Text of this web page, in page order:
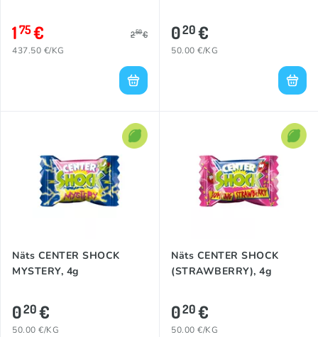
175€ 250€
437.50 €/KG
020€
50.00 €/KG
Näts CENTER SHOCK
MYSTERY, 4g
020€
50.00 €/KG
Näts CENTER SHOCK
(STRAWBERRY), 4g
020€
50.00 €/KG